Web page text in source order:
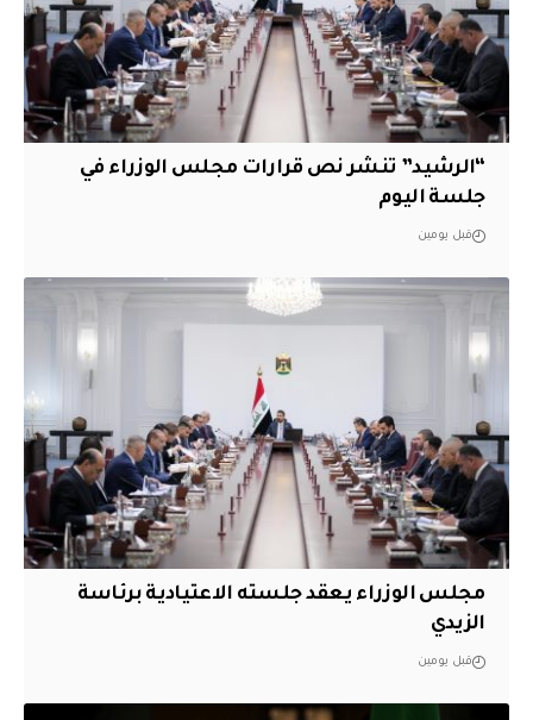
“الرشيد” تنشر نص قرارات مجلس الوزراء في
جلسة اليوم
قبل يومين
مجلس الوزراء يعقد جلسته الاعتيادية برئاسة
الزيدي
قبل يومين